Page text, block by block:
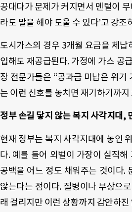
끙대다가 문제가 커지면서 멘털이
라도 말을 해야 도울 수 있다’고 강조
도시가스의 경우 3개월 요금을 체
입해도 재공급된다. 가정에 가스 공
장 전문가들은 “공과금 미납은 위
는 이런 신호를 놓치면 재기하기까
정부 손길 닿지 않는 복지 사각지대,
현재 정부는 복지 사각지대에 놓인
다. 예를 들어 외벌이 가장이 실직
공백을 어느 정도 채워주는 것이다.
않는다는 점이다. 질병이나 부상으
래 걸리지만 이런 상황까지 감안하진